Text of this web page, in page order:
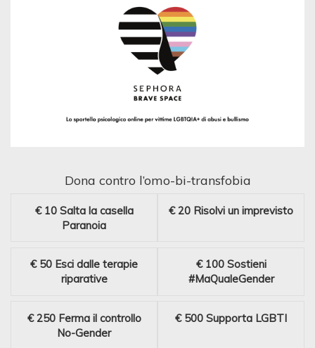
Dona contro l’omo-bi-transfobia
€ 10 Salta la casella
Paranoia
€ 20 Risolvi un imprevisto
€ 50 Esci dalle terapie
riparative
€ 100 Sostieni
#MaQualeGender
€ 250 Ferma il controllo
No-Gender
€ 500 Supporta LGBTI